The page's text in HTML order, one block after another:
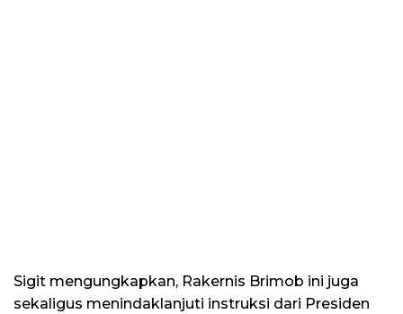
Sigit mengungkapkan, Rakernis Brimob ini juga
sekaligus menindaklanjuti instruksi dari Presiden